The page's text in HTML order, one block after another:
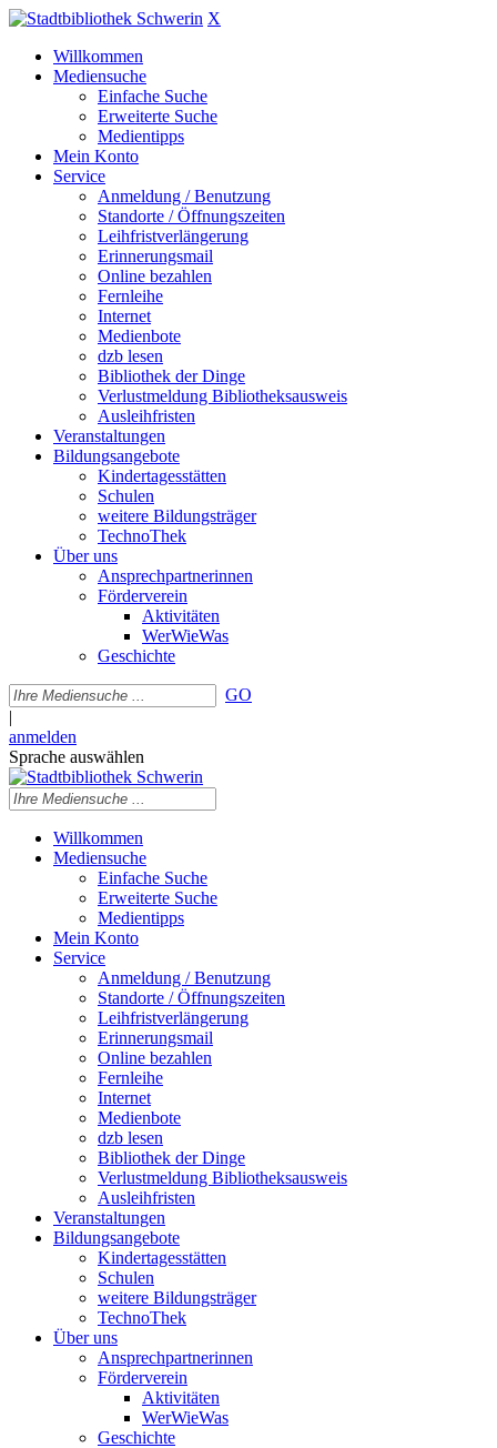
X
Willkommen
Mediensuche
Einfache Suche
Erweiterte Suche
Medientipps
Mein Konto
Service
Anmeldung / Benutzung
Standorte / Öffnungszeiten
Leihfristverlängerung
Erinnerungsmail
Online bezahlen
Fernleihe
Internet
Medienbote
dzb lesen
Bibliothek der Dinge
Verlustmeldung Bibliotheksausweis
Ausleihfristen
Veranstaltungen
Bildungsangebote
Kindertagesstätten
Schulen
weitere Bildungsträger
TechnoThek
Über uns
Ansprechpartnerinnen
Förderverein
Aktivitäten
WerWieWas
Geschichte
GO
|
anmelden
Sprache auswählen
Willkommen
Mediensuche
Einfache Suche
Erweiterte Suche
Medientipps
Mein Konto
Service
Anmeldung / Benutzung
Standorte / Öffnungszeiten
Leihfristverlängerung
Erinnerungsmail
Online bezahlen
Fernleihe
Internet
Medienbote
dzb lesen
Bibliothek der Dinge
Verlustmeldung Bibliotheksausweis
Ausleihfristen
Veranstaltungen
Bildungsangebote
Kindertagesstätten
Schulen
weitere Bildungsträger
TechnoThek
Über uns
Ansprechpartnerinnen
Förderverein
Aktivitäten
WerWieWas
Geschichte